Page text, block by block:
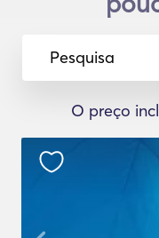
Pesquisa
O preço